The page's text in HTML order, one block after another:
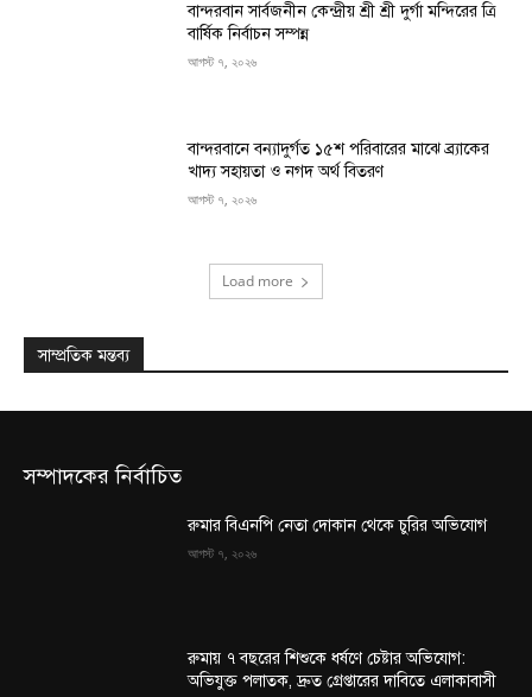
বান্দরবান সার্বজনীন কেন্দ্রীয় শ্রী শ্রী দুর্গা মন্দিরের ত্রি
বার্ষিক নির্বাচন সম্পন্ন
আগস্ট ৭, ২০২৬
বান্দরবানে বন্যাদুর্গত ১৫শ পরিবারের মাঝে ব্র্যাকের
খাদ্য সহায়তা ও নগদ অর্থ বিতরণ
আগস্ট ৭, ২০২৬
Load more
সাম্প্রতিক মন্তব্য
সম্পাদকের নির্বাচিত
রুমার বিএনপি নেতা দোকান থেকে চুরির অভিযোগ
আগস্ট ৭, ২০২৬
রুমায় ৭ বছরের শিশুকে ধর্ষণে চেষ্টার অভিযোগ:
অভিযুক্ত পলাতক, দ্রুত গ্রেপ্তারের দাবিতে এলাকাবাসী